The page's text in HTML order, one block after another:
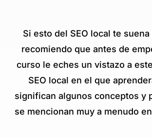
Si esto del SEO local te
recomiendo que antes de
curso le eches un vistazo a
SEO local en el que
significan algunos conceptos y
se mencionan muy a menudo